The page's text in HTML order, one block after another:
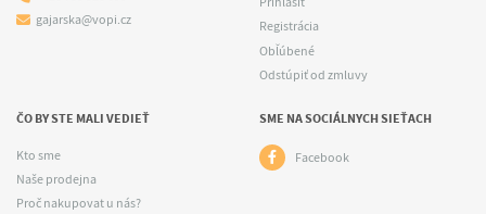
gajarska@vopi.cz
Registrácia
Obľúbené
Odstúpiť od zmluvy
ČO BY STE MALI VEDIEŤ
Kto sme
Naše prodejna
Proč nakupovat u nás?
SME NA SOCIÁLNYCH SIEŤACH
Facebook